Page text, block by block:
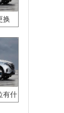
换
有什